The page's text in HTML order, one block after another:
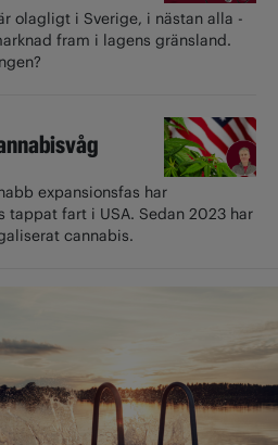
olagligt i ­Sverige, i nästan alla
fram i lagens gränsland.
expansionsfas har
tappat fart i USA. Sedan 2023 har
cannabis.